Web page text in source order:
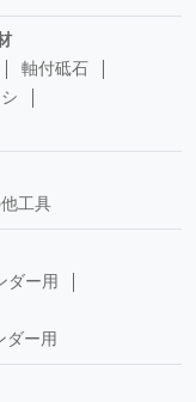
軸付砥石
工具
ダー用
ダー用